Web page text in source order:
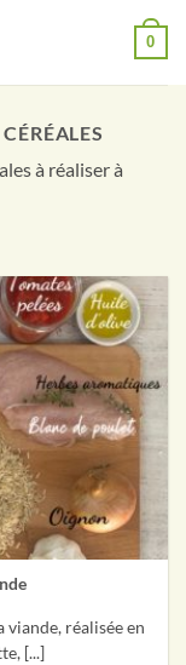
0
CÉRÉALES
à réaliser à
viande, réalisée en
[...]